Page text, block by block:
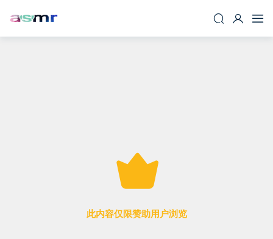
此内容仅限赞助用户浏览